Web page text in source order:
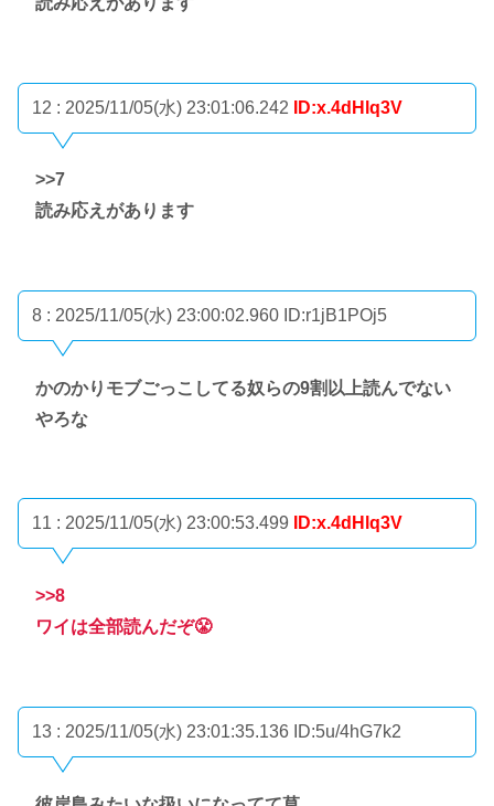
12 : 2025/11/05(水) 23:01:06.242 ID:x.4dHlq3V
>>7
読み応えがあります
8 : 2025/11/05(水) 23:00:02.960 ID:r1jB1POj5
かのかりモブごっこしてる奴らの9割以上読んでない
やろな
11 : 2025/11/05(水) 23:00:53.499 ID:x.4dHlq3V
>>8
ワイは全部読んだぞ😤
13 : 2025/11/05(水) 23:01:35.136 ID:5u/4hG7k2